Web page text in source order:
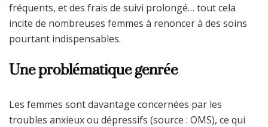
fréquents, et des frais de suivi prolongé… tout cela
incite de nombreuses femmes à renoncer à des soins
pourtant indispensables.
Une problématique genrée
Les femmes sont davantage concernées par les
troubles anxieux ou dépressifs (source : OMS), ce qui